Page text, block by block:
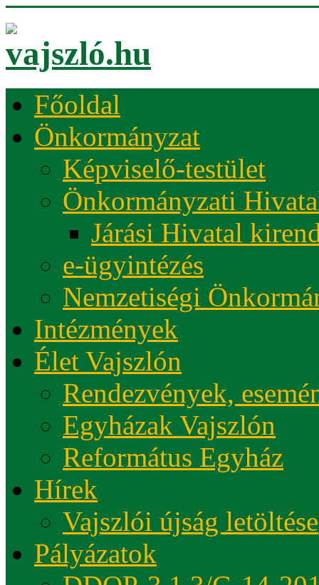
Főoldal
Önkormányzat
Képviselő-testület
Önkormányzati
Járási Hivatal
e-ügyintézés
Nemzetiségi
Intézmények
Élet Vajszlón
Rendezvények,
Egyházak Vajszlón
Református Egyház
Hírek
Vajszlói újság letöltése
Pályázatok